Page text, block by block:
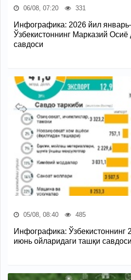
06/08, 07:20 331
Инфографика: 2026 йил
Ўзбекистоннинг Марказий
савдоси
05/08, 08:40 485
Инфографика: Ўзбекистоннинг
июнь ойларидаги ташқи савдоси